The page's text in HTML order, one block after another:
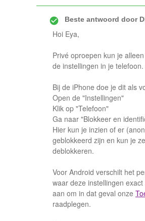
Beste antwoord door
Hoi Eya,
Privé oproepen kun je
de instellingen in je telefoon.
Bij de iPhone doe je dit als
Open de "Instellingen"
Klik op "Telefoon"
Ga naar "Blokkeer en
Hier kun je inzien of er
geblokkeerd zijn en kun je
deblokkeren.
Voor Android verschilt het
waar deze instellingen
aan om in dat geval onze
raadplegen.